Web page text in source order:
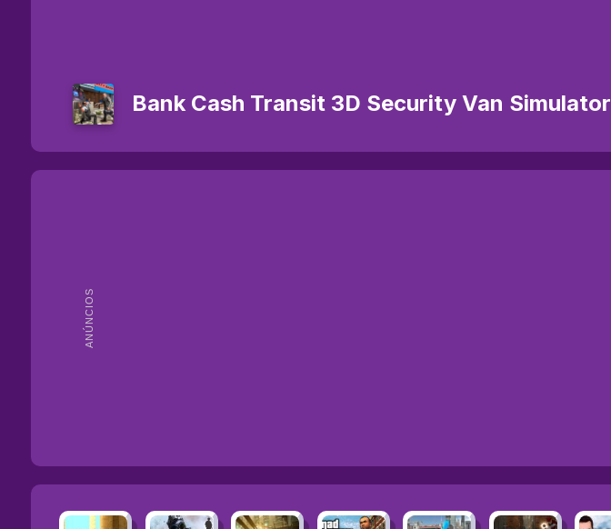
ANÚNCIOS
Bank Cash Transit 3D Security Van Simulator